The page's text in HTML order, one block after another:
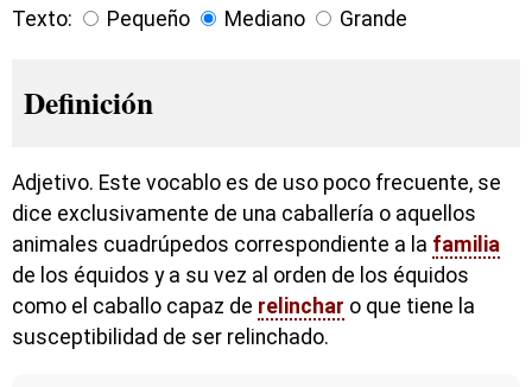
Texto: Pequeño Mediano Grande
Definición
Adjetivo. Este vocablo es de uso poco frecuente, se
dice exclusivamente de una caballería o aquellos
animales cuadrúpedos correspondiente a la familia
de los équidos y a su vez al orden de los équidos
como el caballo capaz de relinchar o que tiene la
susceptibilidad de ser relinchado.